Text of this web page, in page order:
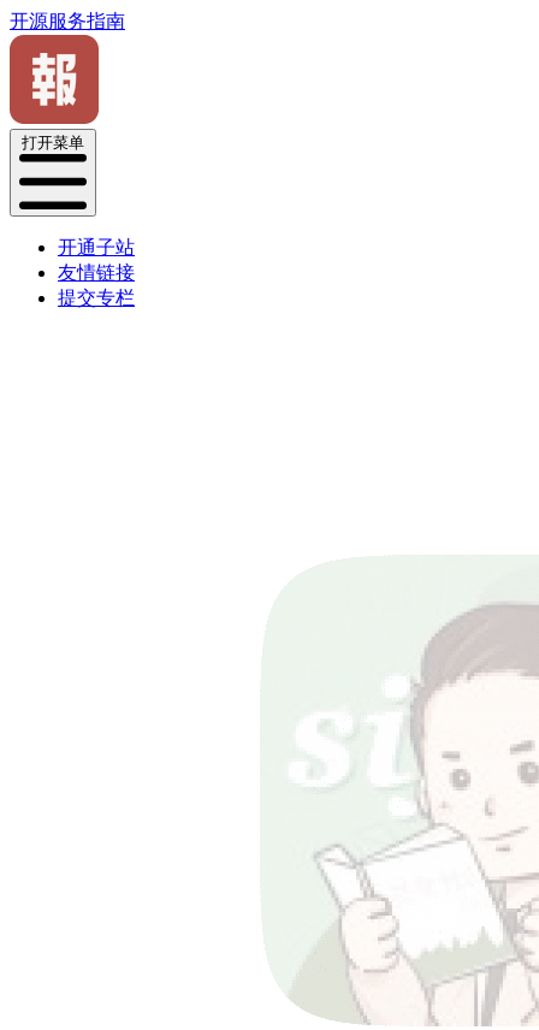
开源服务指南
打开菜单
开通子站
友情链接
提交专栏